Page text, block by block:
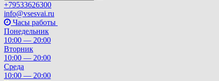
+79533626300
info@vsesvai.ru
Часы работы
Понедельник
10:00 — 20:00
Вторник
10:00 — 20:00
Среда
10:00 — 20:00